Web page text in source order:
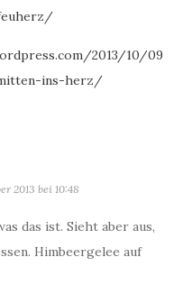
2013/10/09
ins-herz/
2013 bei 10:48
das ist. Sieht aber aus,
Himbeergelee auf